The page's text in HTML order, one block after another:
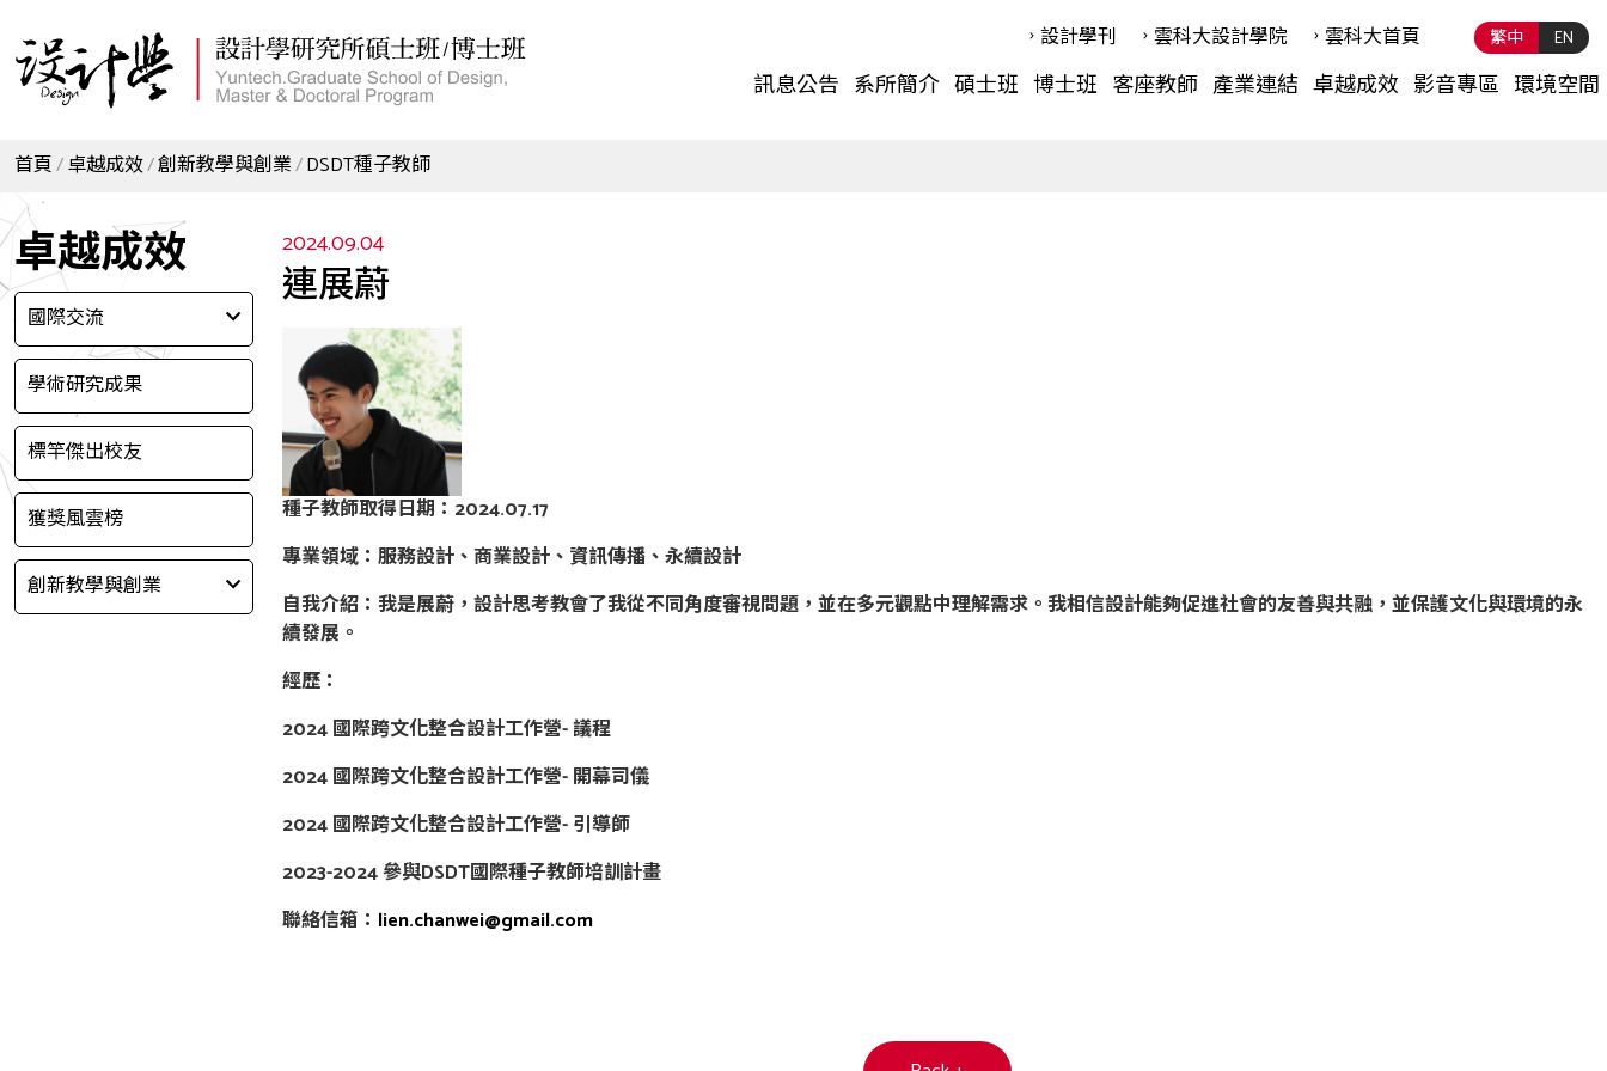
繁中 EN
訊息公告 系所簡介 碩士班 博士班 客座教師 產業連結 卓越成效 影音專區 環境空間
設計學刊 雲科⼤設計學院 雲科⼤首頁
首頁 卓越成效 創新教學與創業 DSDT種子教師
卓越成效
國際交流
學術研究成果
標竿傑出校友
獲獎風雲榜
創新教學與創業
2024.09.04
連展蔚
種子教師取得日期：2024.07.17
專業領域：服務設計、商業設計、資訊傳播、永續設計
自我介紹：我是展蔚，設計思考教會了我從不同角度審視問題，並在多元觀點中理解需求。我相信設計能夠促進社會的友善與共融，並保護文化與環境的永
續發展。
經歷：
2024 國際跨文化整合設計工作營- 議程
2024 國際跨文化整合設計工作營- 開幕司儀
2024 國際跨文化整合設計工作營- 引導師
2023-2024 參與DSDT國際種子教師培訓計畫
聯絡信箱： lien.chanwei@gmail.com